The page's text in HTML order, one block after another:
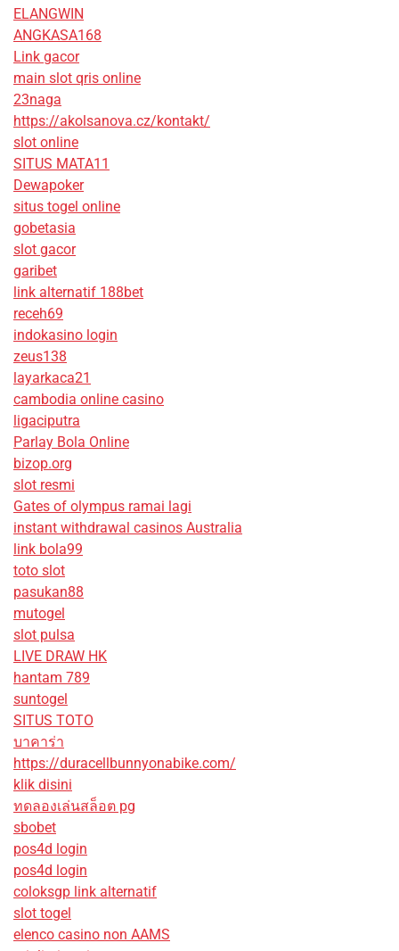
ELANGWIN
ANGKASA168
Link gacor
main slot qris online
23naga
https://akolsanova.cz/kontakt/
slot online
SITUS MATA11
Dewapoker
situs togel online
gobetasia
slot gacor
garibet
link alternatif 188bet
receh69
indokasino login
zeus138
layarkaca21
cambodia online casino
ligaciputra
Parlay Bola Online
bizop.org
slot resmi
Gates of olympus ramai lagi
instant withdrawal casinos Australia
link bola99
toto slot
pasukan88
mutogel
slot pulsa
LIVE DRAW HK
hantam 789
suntogel
SITUS TOTO
บาคาร่า
https://duracellbunnyonabike.com/
klik disini
ทดลองเล่นสล็อต pg
sbobet
pos4d login
pos4d login
coloksgp link alternatif
slot togel
elenco casino non AAMS